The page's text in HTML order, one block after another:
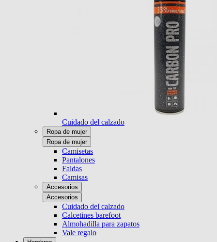
Cuidado del calzado
Ropa de mujer
Ropa de mujer
Camisetas
Pantalones
Faldas
Camisas
Accesorios
Accesorios
Cuidado del calzado
Calcetines barefoot
Almohadilla para zapatos
Vale regalo